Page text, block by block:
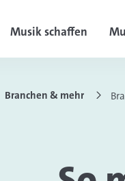
Musik schaffen
Branchen & mehr